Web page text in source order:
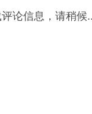
论信息，请稍候